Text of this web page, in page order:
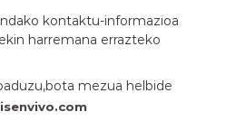
kontaktu-informazioa
harremana errazteko
mezua helbide